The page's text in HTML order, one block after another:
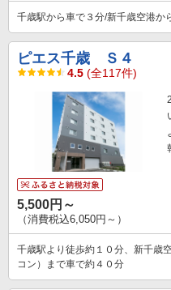
千歳駅から車で３分/新千歳空港か
ピエス千歳 Ｓ４
4.5 (全117件)
5,500円～
（消費税込6,050円～）
千歳駅より徒歩約１０分、新千歳
コン）まで車で約４０分